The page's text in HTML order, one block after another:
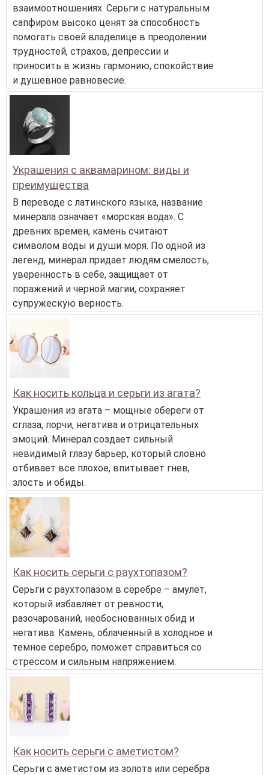
взаимоотношениях. Серьги с натуральным
сапфиром высоко ценят за способность
помогать своей владелице в преодолении
трудностей, страхов, депрессии и
приносить в жизнь гармонию, спокойствие
и душевное равновесие.
Украшения с аквамарином: виды и
преимущества
В переводе с латинского языка, название
минерала означает «морская вода». С
древних времен, камень считают
символом воды и души моря. По одной из
легенд, минерал придает людям смелость,
уверенность в себе, защищает от
поражений и черной магии, сохраняет
супружескую верность.
Как носить кольца и серьги из агата?
Украшения из агата – мощные обереги от
сглаза, порчи, негатива и отрицательных
эмоций. Минерал создает сильный
невидимый глазу барьер, который словно
отбивает все плохое, впитывает гнев,
злость и обиды.
Как носить серьги с раухтопазом?
Серьги с раухтопазом в серебре – амулет,
который избавляет от ревности,
разочарований, необоснованных обид и
негатива. Камень, облаченный в холодное и
темное серебро, поможет справиться со
стрессом и сильным напряжением.
Как носить серьги с аметистом?
Серьги с аметистом из золота или серебра